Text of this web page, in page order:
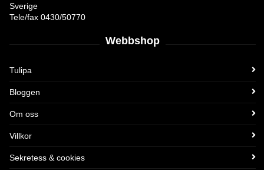
Sverige
Tele/fax 0430/50770
Webbshop
Tulipa
Bloggen
Om oss
Villkor
Sekretess & cookies